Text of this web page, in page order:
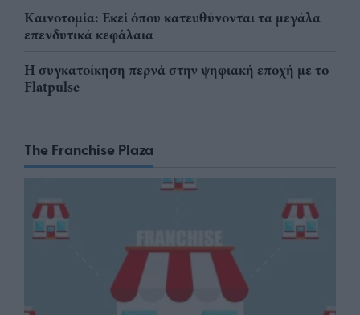
Καινοτομία: Εκεί όπου κατευθύνονται τα μεγάλα
επενδυτικά κεφάλαια
Η συγκατοίκηση περνά στην ψηφιακή εποχή με το
Flatpulse
The Franchise Plaza